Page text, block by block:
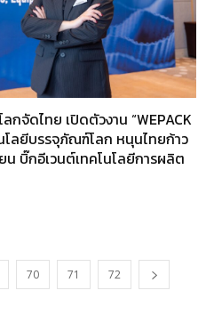
กจัดไทย เปิดตัวงาน “WEPACK
โลยีบรรจุภัณฑ์โลก หนุนไทยก้าว
น บิ๊กอีเวนต์เทคโนโลยีการผลิต
70 71 72